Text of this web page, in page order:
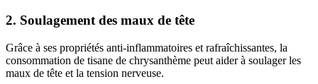
2. Soulagement des maux de tête
Grâce à ses propriétés anti-inflammatoires et rafraîchissantes, la
consommation de tisane de chrysanthème peut aider à soulager les
maux de tête et la tension nerveuse.